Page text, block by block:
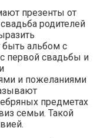
презенты от
родителей
альбом с
первой свадьбы и
и пожеланиями
предметах
семьи. Такой